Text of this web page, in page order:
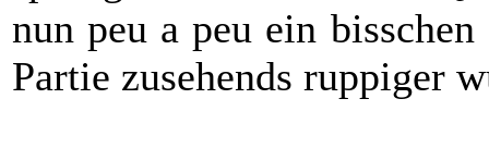
nun peu a peu ein
Partie zusehends ruppiger